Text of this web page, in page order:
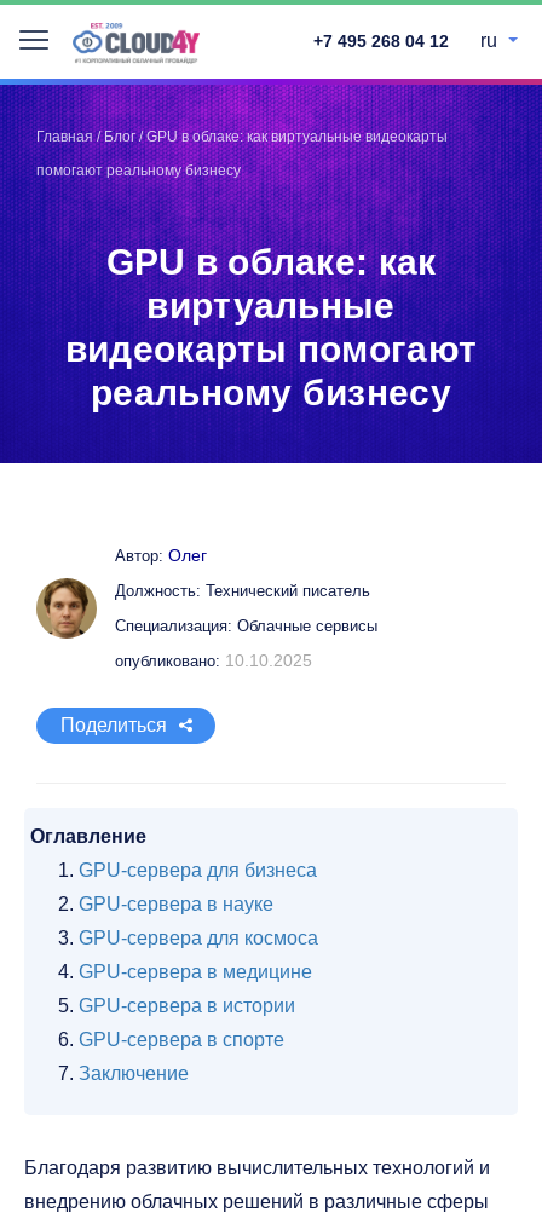
+7 495 268 04 12 ru
Главная/Блог/GPU в облаке: как виртуальные видеокарты
помогают реальному бизнесу
GPU в облаке: как
виртуальные
видеокарты помогают
реальному бизнесу
Автор: Олег
Должность: Технический писатель
Специализация: Облачные сервисы
опубликовано: 10.10.2025
Поделиться
Telegram
Запинить
Твитнуть
LinkedIn
Facebook
ВКонтакте
Оглавление
GPU-сервера для бизнеса
GPU-сервера в науке
GPU-сервера для космоса
GPU-сервера в медицине
GPU-сервера в истории
GPU-сервера в спорте
Заключение
Благодаря развитию вычислительных технологий и
внедрению облачных решений в различные сферы
Telegram
Запинить
Твитнуть
LinkedIn
Facebook
ВКонтакте